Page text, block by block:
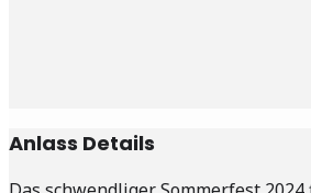
Anlass Details